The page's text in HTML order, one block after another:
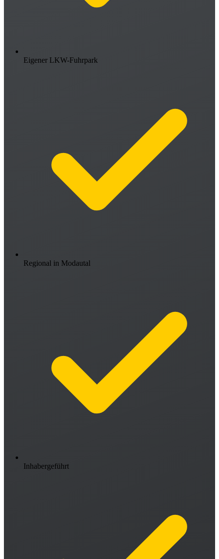
Eigener LKW-Fuhrpark
Regional in Modautal
Inhabergeführt